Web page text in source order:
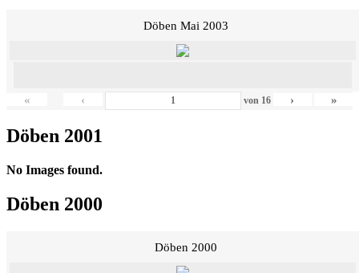
Döben Mai 2003
« ‹ von 16 › »
Döben 2001
No Images found.
Döben 2000
Döben 2000